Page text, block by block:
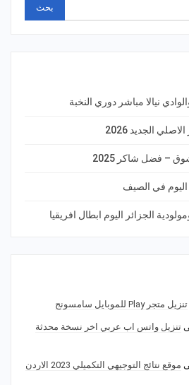
نيالا مباشر دوري النخبة
الجديد 2026
– فضل شاكر 2025
في الصيف
الجزائر اليوم ابطال افريقيا
تنزيل متجر Play للموبايل سامسونج
تنزيل واتس اب عربي اخر نسخة محدثة
موقع نتائج التوجيهي التكميلي 2023 الاردن